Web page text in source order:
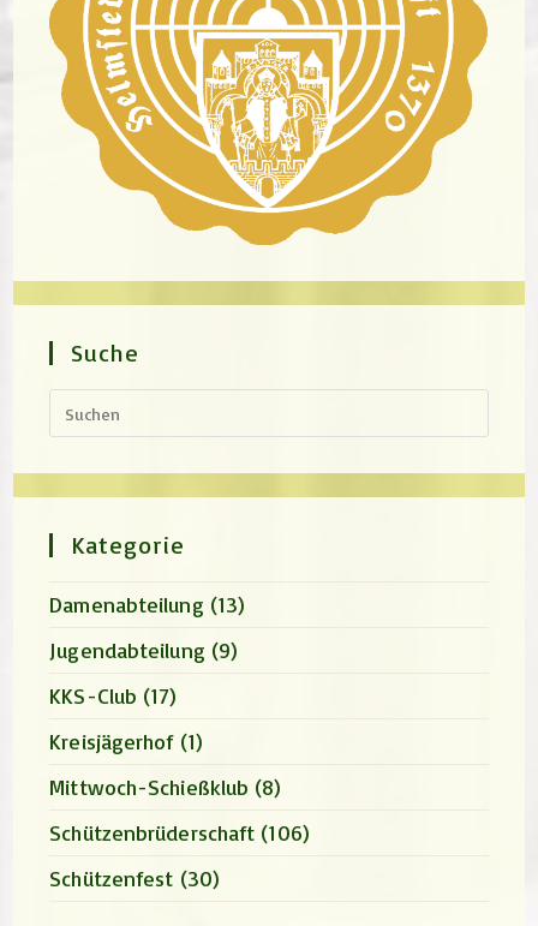
Suche
Kategorie
Damenabteilung (13)
Jugendabteilung (9)
KKS-Club (17)
Kreisjägerhof (1)
Mittwoch-Schießklub (8)
Schützenbrüderschaft (106)
Schützenfest (30)